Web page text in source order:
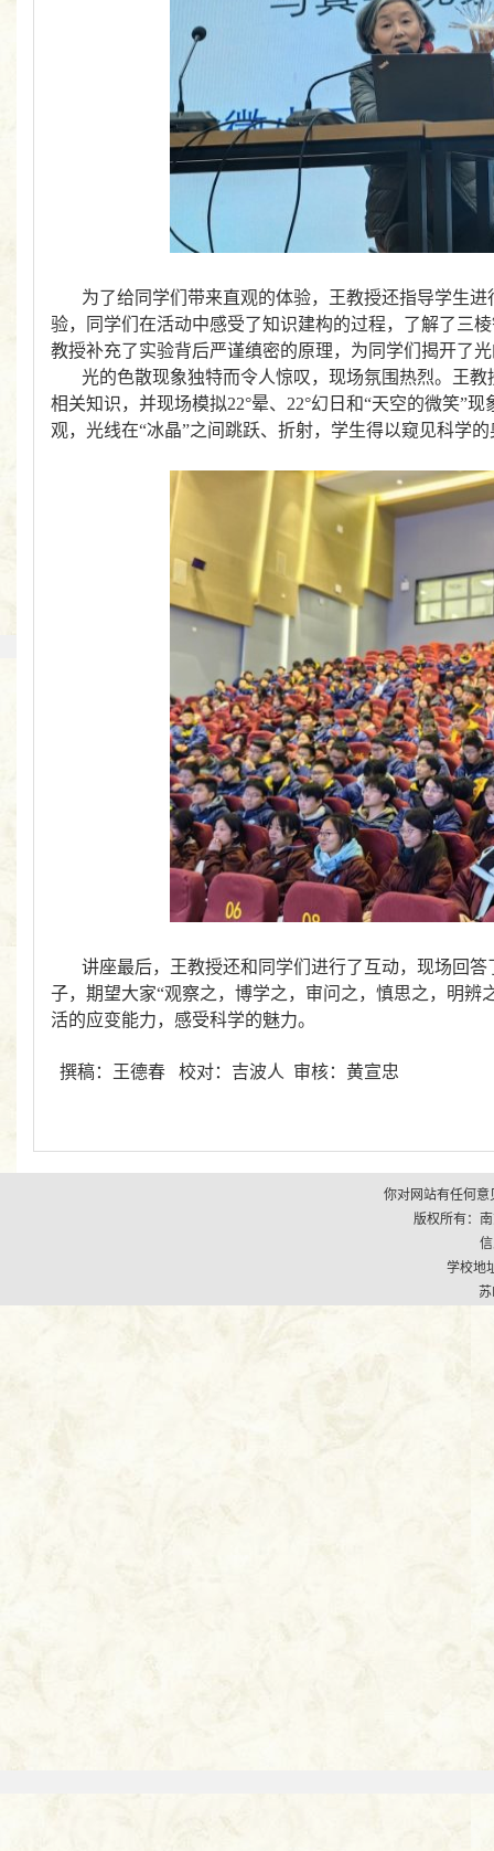
为了给同学们带来直观的体验，王教授还指导学生
验，同学们在活动中感受了知识建构的过程，了解了
教授补充了实验背后严谨缜密的原理，为同学们揭开了
光的色散现象独特而令人惊叹，现场氛围热烈。王
相关知识，并现场模拟22°晕、 22°幻日和“天空的微笑”
观，光线在“冰晶”之间跳跃、折射，学生得以窥见科学
讲座最后，王教授还和同学们进行了互动，现场回
子，期望大家“观察之，博学之，审问之，慎思之，明
活的应变能力，感受科学的魅力。
撰稿：王德春 校对：吉波人 审核：黄宣忠
你对网站有任何
版权所有：
学校地